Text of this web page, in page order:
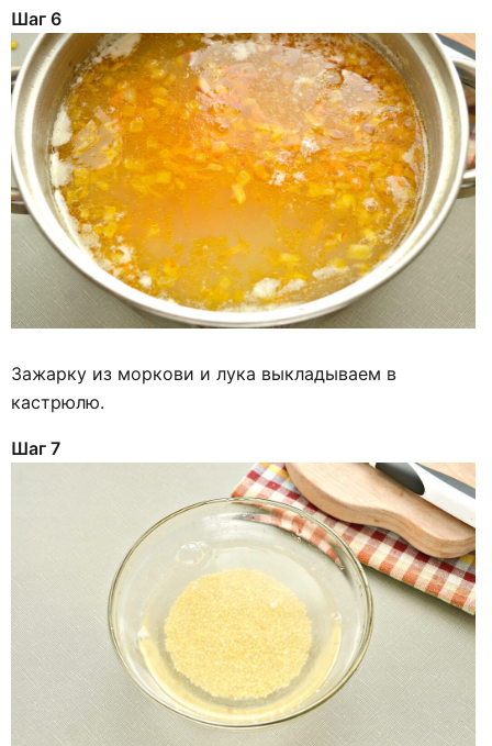
Шаг 6
Зажарку из моркови и лука выкладываем в
кастрюлю.
Шаг 7